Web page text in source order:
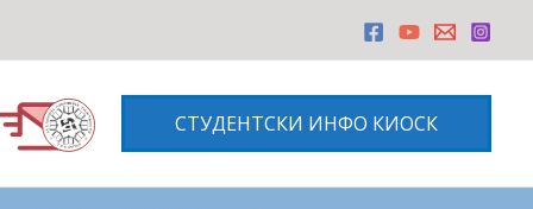
СТУДЕНТСКИ ИНФО КИОСК